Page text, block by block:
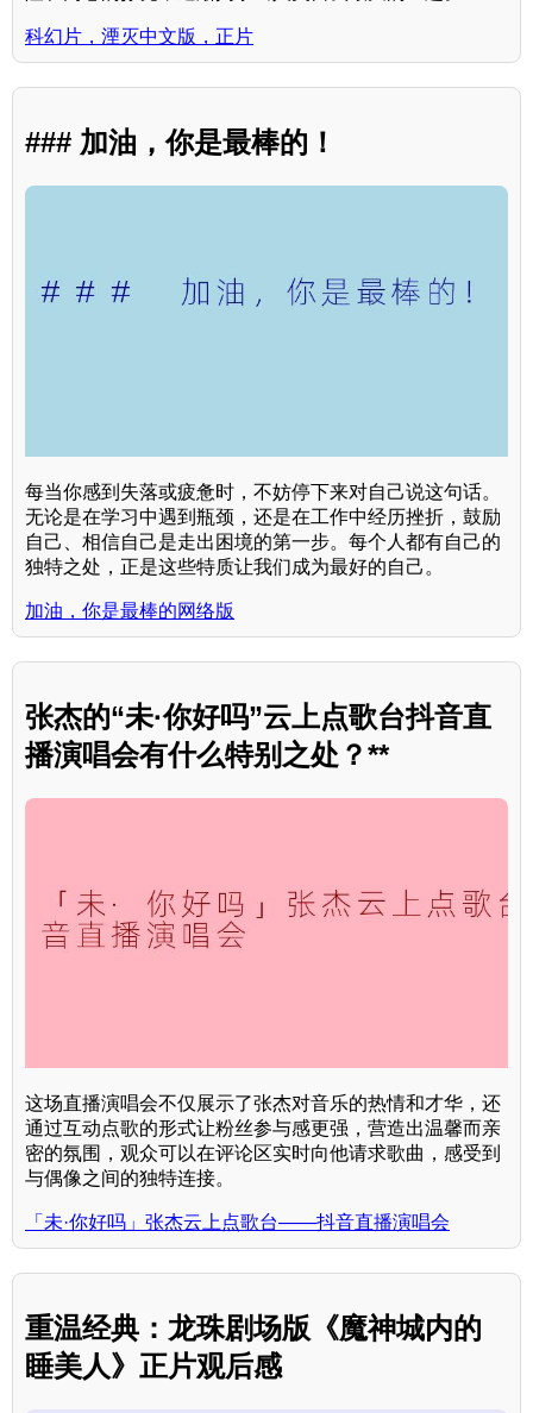
科幻片，湮灭中文版，正片
### 加油，你是最棒的！
每当你感到失落或疲惫时，不妨停下来对自己说这句话。
无论是在学习中遇到瓶颈，还是在工作中经历挫折，鼓励
自己、相信自己是走出困境的第一步。每个人都有自己的
独特之处，正是这些特质让我们成为最好的自己。
加油，你是最棒的网络版
张杰的“未·你好吗”云上点歌台抖音直
播演唱会有什么特别之处？**
这场直播演唱会不仅展示了张杰对音乐的热情和才华，还
通过互动点歌的形式让粉丝参与感更强，营造出温馨而亲
密的氛围，观众可以在评论区实时向他请求歌曲，感受到
与偶像之间的独特连接。
「未·你好吗」张杰云上点歌台——抖音直播演唱会
重温经典：龙珠剧场版《魔神城内的
睡美人》正片观后感